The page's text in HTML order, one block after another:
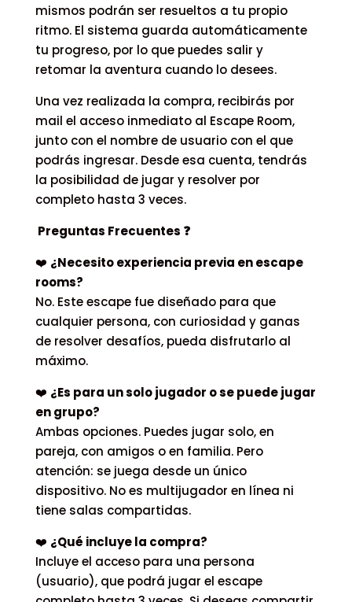
mismos podrán ser resueltos a tu propio
ritmo. El sistema guarda automáticamente
tu progreso, por lo que puedes salir y
retomar la aventura cuando lo desees.
Una vez realizada la compra, recibirás por
mail el acceso inmediato al Escape Room,
junto con el nombre de usuario con el que
podrás ingresar. Desde esa cuenta, tendrás
la posibilidad de jugar y resolver por
completo hasta 3 veces.
Preguntas Frecuentes ❓
❤️ ¿Necesito experiencia previa en escape
rooms?
No. Este escape fue diseñado para que
cualquier persona, con curiosidad y ganas
de resolver desafíos, pueda disfrutarlo al
máximo.
❤️ ¿Es para un solo jugador o se puede jugar
en grupo?
Ambas opciones. Puedes jugar solo, en
pareja, con amigos o en familia. Pero
atención: se juega desde un único
dispositivo. No es multijugador en línea ni
tiene salas compartidas.
❤️ ¿Qué incluye la compra?
Incluye el acceso para una persona
(usuario), que podrá jugar el escape